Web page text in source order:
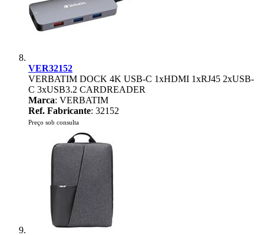
VER32152
VERBATIM DOCK 4K USB-C 1xHDMI 1xRJ45 2xUSB-
C 3xUSB3.2 CARDREADER
Marca: VERBATIM
Ref. Fabricante: 32152
Preço sob consulta